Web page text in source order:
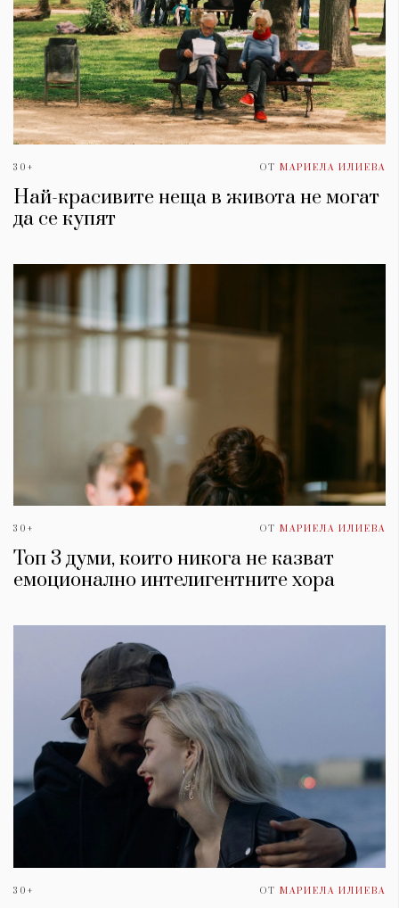
30+ ОТ МАРИЕЛА ИЛИЕВА
Най-красивите неща в живота не могат
да се купят
30+ ОТ МАРИЕЛА ИЛИЕВА
Топ 3 думи, които никога не казват
емоционално интелигентните хора
30+ ОТ МАРИЕЛА ИЛИЕВА